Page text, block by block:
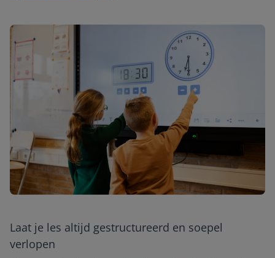
Laat je les altijd gestructureerd en soepel
verlopen